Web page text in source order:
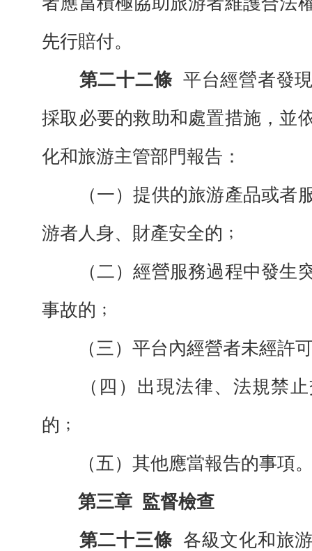
先行賠付。
第二十二條 平台經營者發
採取必要的救助和處置措施，並
化和旅游主管部門報告：
（一）提供的旅游產品或者
游者人身、財產安全的﹔
（二）經營服務過程中發生
事故的﹔
（三）平台內經營者未經許可
（四）出現法律、法規禁止
的﹔
（五）其他應當報告的事項
第三章 監督檢查
第二十三條 各級文化和旅